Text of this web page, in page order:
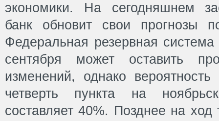
экономики. На сегодняшнем
банк обновит свои прогнозы
Федеральная резервная
сентября может оставить
изменений, однако
четверть пункта на
составляет 40%. Позднее на ход